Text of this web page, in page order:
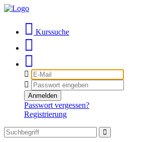
Kurssuche
E-
Mail
Passwort
Anmelden
Passwort vergessen?
Registrierung